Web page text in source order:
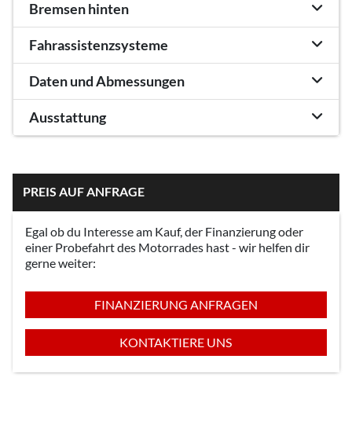
Bremsen hinten
Fahrassistenzsysteme
Daten und Abmessungen
Ausstattung
PREIS AUF ANFRAGE
Egal ob du Interesse am Kauf, der Finanzierung oder
einer Probefahrt des Motorrades hast - wir helfen dir
gerne weiter:
FINANZIERUNG ANFRAGEN
KONTAKTIERE UNS